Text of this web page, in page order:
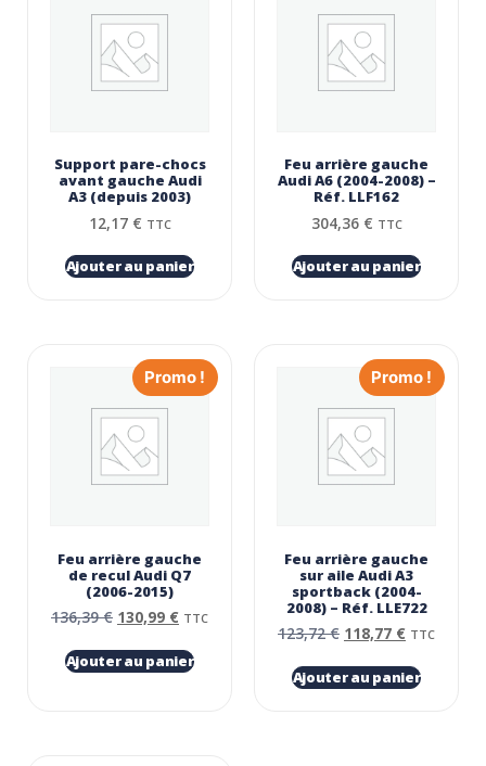
Support pare-chocs
avant gauche Audi
A3 (depuis 2003)
12,17 € TTC
Ajouter au panier
Feu arrière gauche
Audi A6 (2004-2008) –
Réf. LLF162
304,36 € TTC
Ajouter au panier
Promo !
Feu arrière gauche
de recul Audi Q7
(2006-2015)
136,39€ 130,99 € TTC
Ajouter au panier
Promo !
Feu arrière gauche
sur aile Audi A3
sportback (2004-
2008) – Réf. LLE722
123,72€ 118,77 € TTC
Ajouter au panier